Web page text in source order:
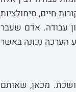
חיים, סימולציות
עבודה. אדם שעבר
הערכה נכונה באשר
מכאן, שאותם